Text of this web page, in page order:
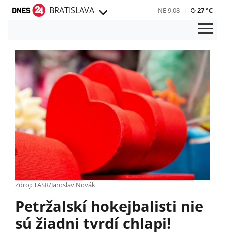
BRATISLAVA NE 9.08 27 °C
Zdroj: TASR/Jaroslav Novák
Petržalskí hokejbalisti nie
sú žiadni tvrdí chlapi!